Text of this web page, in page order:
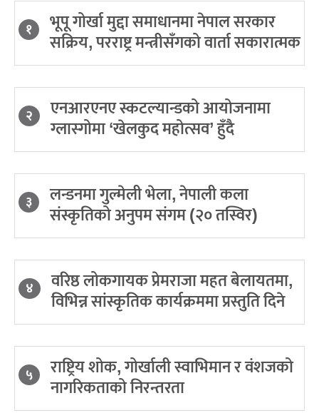
१ भूपू गोर्खा मुद्दा समाधानमा नेपाल सरकार
सक्रिय, परराष्ट्र मन्त्रीसँगको वार्ता सकारात्मक
२ एनआरएनए स्कटल्यान्डको आयोजनामा
ग्लास्गोमा ‘खेलकुद महोत्सव’ हुँदै
३ लन्डनमा गुल्मेली भेला, नेपाली कला
संस्कृतिको अनुपम संगम (२० तस्विर)
४ वरिष्ठ लोकगायक प्रेमराजा महत बेलायतमा,
विभिन्न सांस्कृतिक कार्यक्रममा प्रस्तुति दिने
५ राष्ट्रिय शोक, गोर्खाली स्वाभिमान र वंशजको
नागरिकताको निरन्तरता